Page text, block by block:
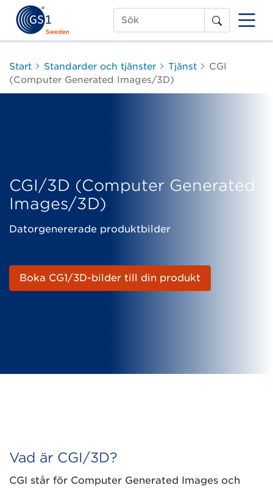
Sök
Start Standarder och tjänster Tjänst
CGI
(Computer Generated Images/3D)
CGI/3D (Computer Generated
Images/3D)
Datorgenererade produktbilder
Boka CG1/3D-bilder till din produkt
Vad är CGI/3D?
CGI står för Computer Generated Images och